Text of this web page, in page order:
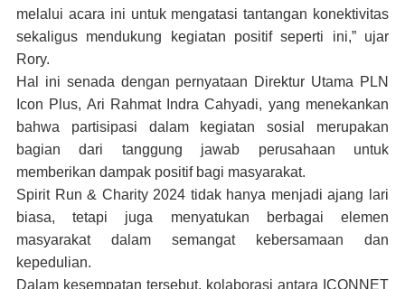
melalui acara ini untuk mengatasi tantangan konektivitas
sekaligus mendukung kegiatan positif seperti ini,” ujar
Rory.
Hal ini senada dengan pernyataan Direktur Utama PLN
Icon Plus, Ari Rahmat Indra Cahyadi, yang menekankan
bahwa partisipasi dalam kegiatan sosial merupakan
bagian dari tanggung jawab perusahaan untuk
memberikan dampak positif bagi masyarakat.
Spirit Run & Charity 2024 tidak hanya menjadi ajang lari
biasa, tetapi juga menyatukan berbagai elemen
masyarakat dalam semangat kebersamaan dan
kepedulian.
Dalam kesempatan tersebut, kolaborasi antara ICONNET